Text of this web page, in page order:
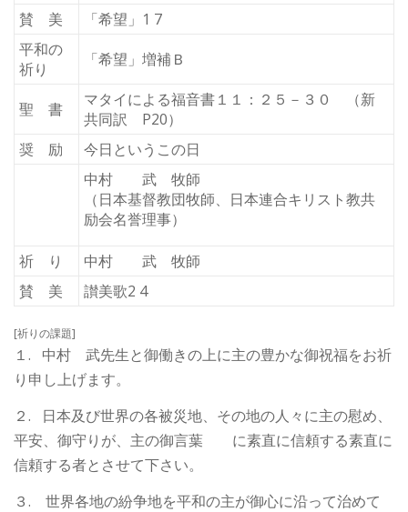
賛 美
「希望」1 7
平和の
祈り
「希望」増補Ｂ
聖 書
マタイによる福音書１１：２５－３０ （新
共同訳 P20）
奨 励
今日というこの日
中村 武 牧師
（日本基督教団牧師、日本連合キリスト教共
励会名誉理事）
祈 り
中村 武 牧師
賛 美
讃美歌2 4
[祈りの課題]
１. 中村 武先生と御働きの上に主の豊かな御祝福をお祈
り申し上げます。
２. 日本及び世界の各被災地、その地の人々に主の慰め、
平安、御守りが、主の御言葉 に素直に信頼する素直に
信頼する者とさせて下さい。
３. 世界各地の紛争地を平和の主が御心に沿って治めて